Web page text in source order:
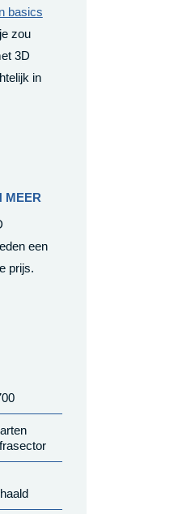
basics
zou
3D
in
MEER
een
prijs.